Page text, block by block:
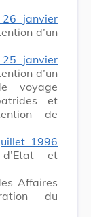
janvier
d’un
janvier
d’un
voyage
et
de
1996
et
Affaires
du